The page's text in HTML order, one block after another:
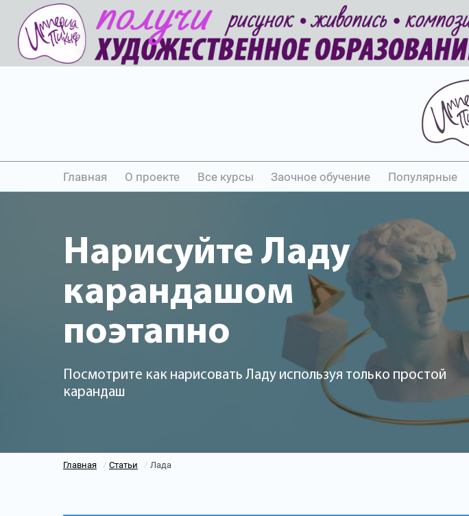
Главная О проекте Все курсы Заочное обучение Популярные
Нарисуйте Ладу
карандашом
поэтапно
Посмотрите как нарисовать Ладу используя только простой
карандаш
Главная / Статьи / Лада